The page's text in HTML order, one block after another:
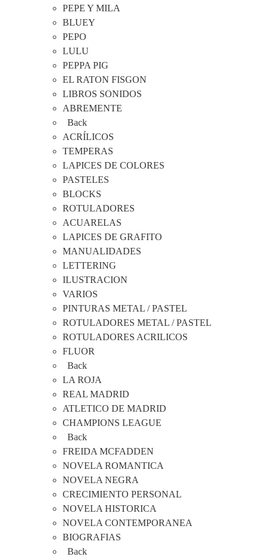
PEPE Y MILA
BLUEY
PEPO
LULU
PEPPA PIG
EL RATON FISGON
LIBROS SONIDOS
ABREMENTE
Back
ACRÍLICOS
TEMPERAS
LAPICES DE COLORES
PASTELES
BLOCKS
ROTULADORES
ACUARELAS
LAPICES DE GRAFITO
MANUALIDADES
LETTERING
ILUSTRACION
VARIOS
PINTURAS METAL / PASTEL
ROTULADORES METAL / PASTEL
ROTULADORES ACRILICOS
FLUOR
Back
LA ROJA
REAL MADRID
ATLETICO DE MADRID
CHAMPIONS LEAGUE
Back
FREIDA MCFADDEN
NOVELA ROMANTICA
NOVELA NEGRA
CRECIMIENTO PERSONAL
NOVELA HISTORICA
NOVELA CONTEMPORANEA
BIOGRAFIAS
Back